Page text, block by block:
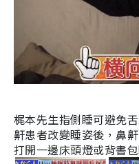
梶本先生指側睡可避免
鼾患者改變睡姿後，鼻
打開一邊床頭燈或背書